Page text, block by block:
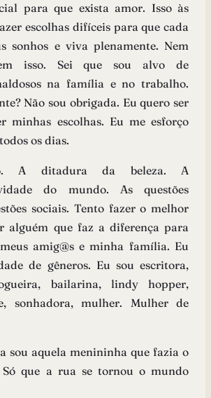
para que exista amor. Isso às
escolhas difíceis para que cada
sonhos e viva plenamente. Nem
isso. Sei que sou alvo de
na família e no trabalho.
Não sou obrigada. Eu quero ser
minhas escolhas. Eu me esforço
os dias.
A ditadura da beleza. A
do mundo. As questões
sociais. Tento fazer o melhor
alguém que faz a diferença para
amig@s e minha família. Eu
de gêneros. Eu sou escritora,
bailarina, lindy hopper,
sonhadora, mulher. Mulher de
sou aquela menininha que fazia o
que a rua se tornou o mundo